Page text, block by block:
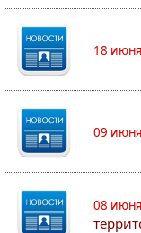
18
09
08